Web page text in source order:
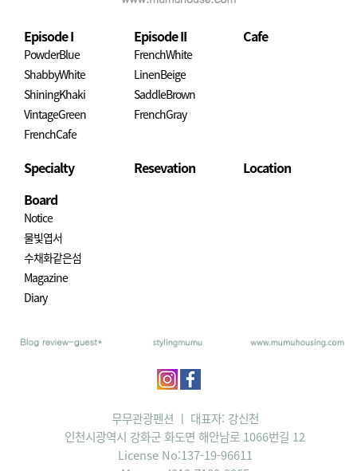
Episode I
PowderBlue
ShabbyWhite
ShiningKhaki
VintageGreen
FrenchCafe
Episode II
FrenchWhite
LinenBeige
SaddleBrown
FrenchGray
Cafe
Specialty Resevation
Location
Board
Notice
물빛엽서
수채화같은섬
Magazine
Diary
무무관광펜션 ㅣ 대표자: 강신천
인천시광역시 강화군 화도면 해안남로 1066번길 12
License No:137-19-96611